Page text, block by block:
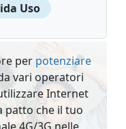
Uso
per potenziare
vari operatori
Internet
patto che il tuo